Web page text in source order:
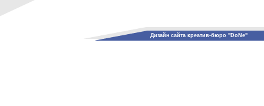
Дизайн сайта креатив-бюро "DoNe"